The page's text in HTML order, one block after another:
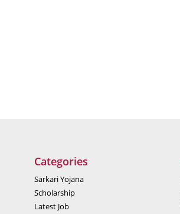
Categories
Sarkari Yojana
Scholarship
Latest Job